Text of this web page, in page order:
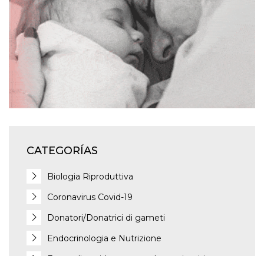
CATEGORÍAS
Biologia Riproduttiva
Coronavirus Covid-19
Donatori/Donatrici di gameti
Endocrinologia e Nutrizione